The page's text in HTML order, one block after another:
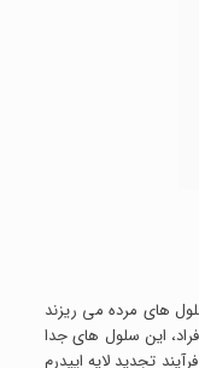
های مرده می ریزند
این سلول های جدا
تجدید لایه اپیدرم